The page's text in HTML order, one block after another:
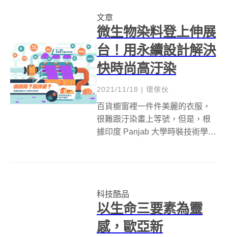
是被寄予厚望的未來之星。雖然
現階段，細胞產品...
文章
微生物染料登上伸展
台！用永續設計解決
快時尚高汙染
2021/11/18 | 壞傢伙
百貨櫥窗裡一件件美麗的衣服，
很難跟汙染畫上等號，但是，根
據印度 Panjab 大學時裝技術學院
以不怕流鼻水，但一件衣...
科技酷品
以生命三要素為靈
感，歐亞新